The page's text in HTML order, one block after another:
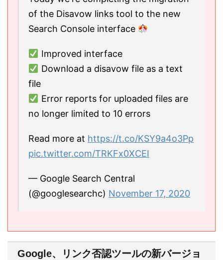
of the Disavow links tool to the new
Search Console interface
Improved interface
Download a disavow file as a text
file
Error reports for uploaded files are
no longer limited to 10 errors
Read more at https://t.co/KSY9a4o3Pp
pic.twitter.com/TRKFx0XCEI
— Google Search Central
(@googlesearchc) November 17, 2020
Google、リンク否認ツールの新バージョ